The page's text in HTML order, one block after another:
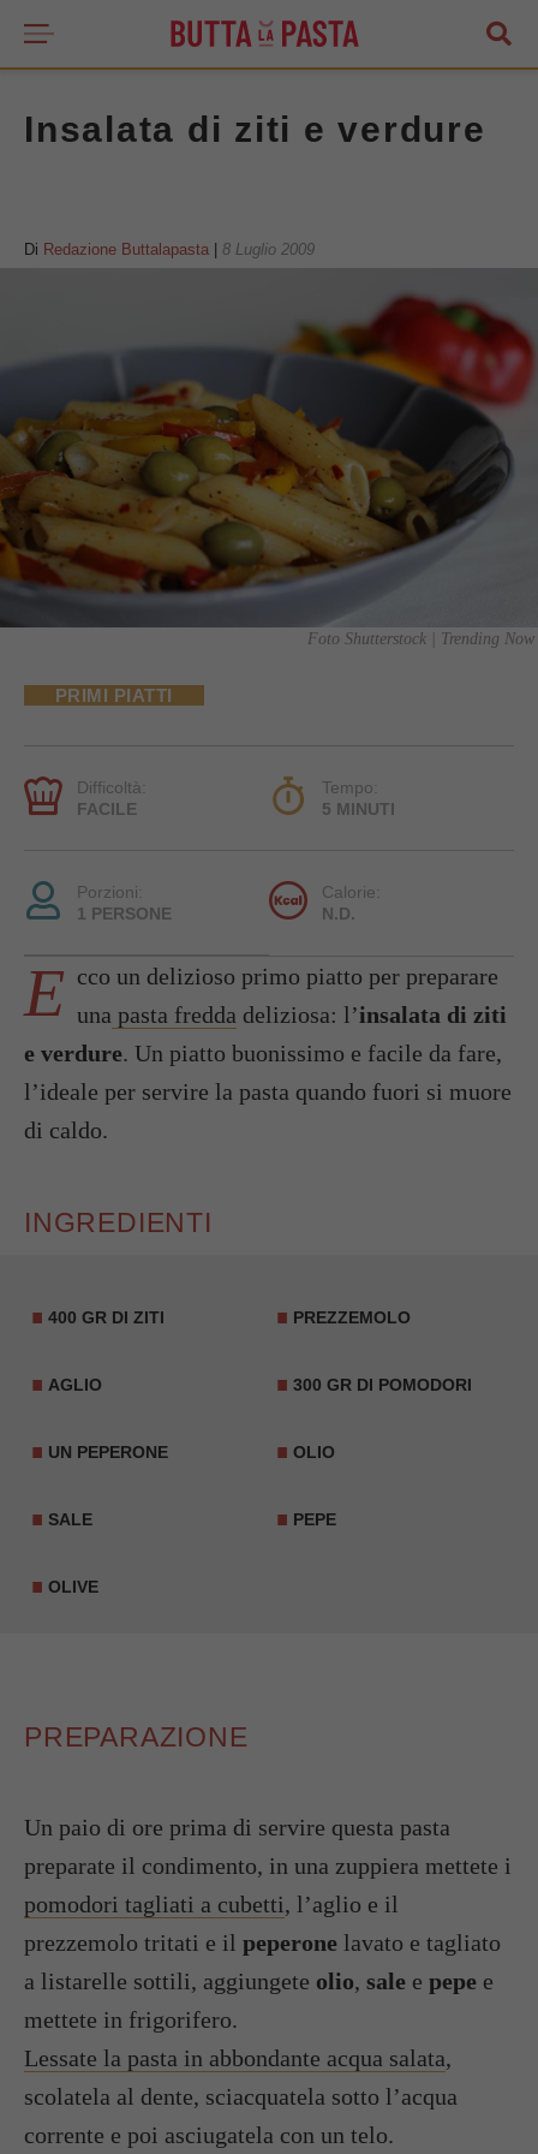
Insalata di ziti e verdure
Di Redazione Buttalapasta 8 Luglio 2009
Foto Shutterstock | Trending Now
PRIMI PIATTI
Difficoltà:
FACILE
Tempo:
5 MINUTI
Porzioni:
1 PERSONE
Calorie:
N.D.
E cco un delizioso primo piatto per preparare
una pasta fredda deliziosa: l’insalata di ziti
e verdure. Un piatto buonissimo e facile da fare,
l’ideale per servire la pasta quando fuori si muore
di caldo.
INGREDIENTI
400 GR DI ZITI PREZZEMOLO
AGLIO 300 GR DI POMODORI
UN PEPERONE OLIO
SALE PEPE
OLIVE
PREPARAZIONE
Un paio di ore prima di servire questa pasta
preparate il condimento, in una zuppiera mettete i
pomodori tagliati a cubetti, l’aglio e il
prezzemolo tritati e il peperone lavato e tagliato
a listarelle sottili, aggiungete olio, sale e pepe e
mettete in frigorifero.
Lessate la pasta in abbondante acqua salata,
scolatela al dente, sciacquatela sotto l’acqua
corrente e poi asciugatela con un telo.